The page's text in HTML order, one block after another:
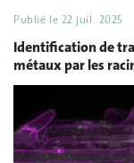
Publié le 22 juil. 2025
Identification de
métaux par les